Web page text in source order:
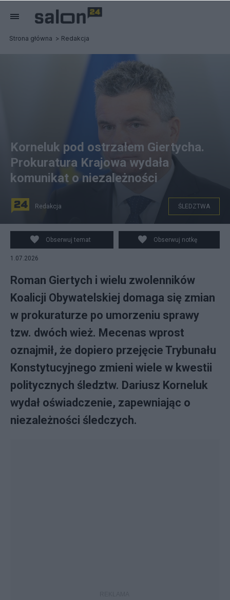
Strona główna Redakcja
Korneluk pod ostrzałem Giertycha.
Prokuratura Krajowa wydała
komunikat o niezależności
Redakcja ŚLEDZTWA
Obserwuj temat Obserwuj notkę
1.07.2026
Roman Giertych i wielu zwolenników
Koalicji Obywatelskiej domaga się zmian
w prokuraturze po umorzeniu sprawy
tzw. dwóch wież. Mecenas wprost
oznajmił, że dopiero przejęcie Trybunału
Konstytucyjnego zmieni wiele w kwestii
politycznych śledztw. Dariusz Korneluk
wydał oświadczenie, zapewniając o
niezależności śledczych.